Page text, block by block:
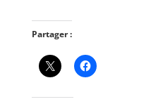
Partager :